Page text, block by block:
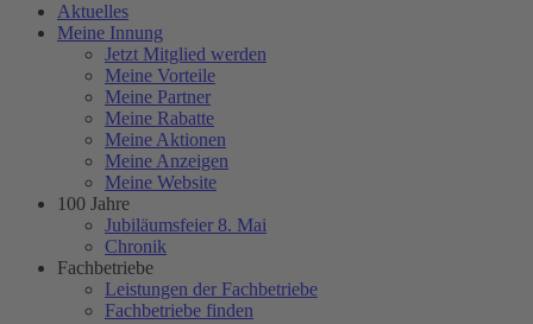
Aktuelles
Meine Innung
Jetzt Mitglied werden
Meine Vorteile
Meine Partner
Meine Rabatte
Meine Aktionen
Meine Anzeigen
Meine Website
100 Jahre
Jubiläumsfeier 8. Mai
Chronik
Fachbetriebe
Leistungen der Fachbetriebe
Fachbetriebe finden